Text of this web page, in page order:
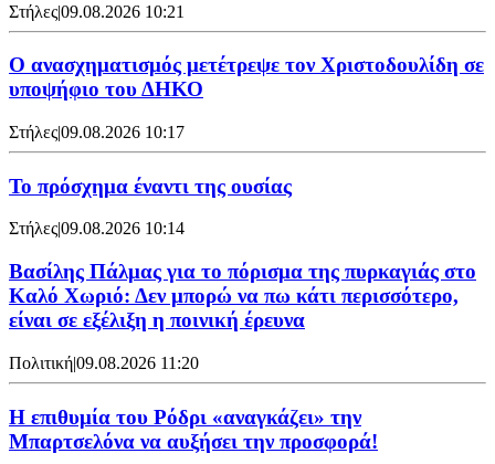
Στήλες|09.08.2026 10:21
Ο ανασχηματισμός μετέτρεψε τον Χριστοδουλίδη σε
υποψήφιο του ΔΗΚΟ
Στήλες|09.08.2026 10:17
Το πρόσχημα έναντι της ουσίας
Στήλες|09.08.2026 10:14
Βασίλης Πάλμας για το πόρισμα της πυρκαγιάς στο
Καλό Χωριό: Δεν μπορώ να πω κάτι περισσότερο,
είναι σε εξέλιξη η ποινική έρευνα
Πολιτική|09.08.2026 11:20
Η επιθυμία του Ρόδρι «αναγκάζει» την
Μπαρτσελόνα να αυξήσει την προσφορά!